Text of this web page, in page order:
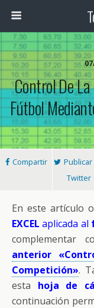
Control De
Fútbol
Compartir
Publicar
Twitter
En este artículo
EXCEL aplicada al
complementar
anterior
Competición».
esta hoja de
continuación